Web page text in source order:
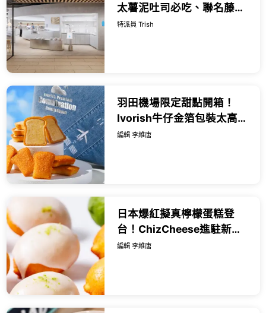
太薯泥吐司必吃、聯名藤編
把馬克杯必買。
特派員 Trish
羽田機場限定甜點開箱！
Ivorish牛仔金箔包裝太高
級，法式吐司風味塔與人氣
編輯 李維唐
日本爆紅擬真檸檬蛋糕登
台！ChizCheese進駐新竹
巨城打卡送隱藏版，台北高
編輯 李維唐